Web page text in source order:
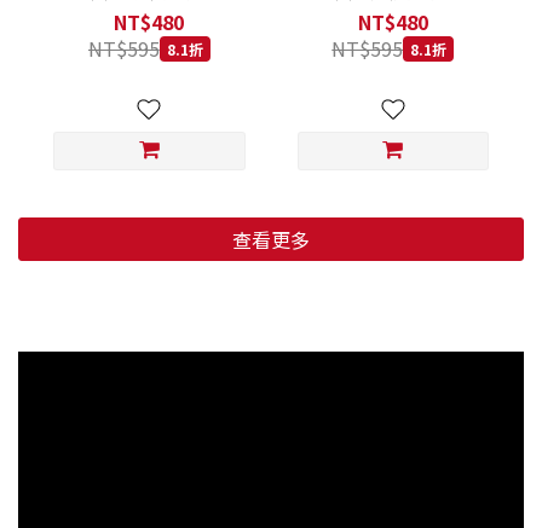
低穀鱈魚甜橙 小顆粒 800G
NT$480
NT$595 8.1折
羊肉藍莓 小顆粒 800G
NT$480
NT$595 8.1折
查看更多